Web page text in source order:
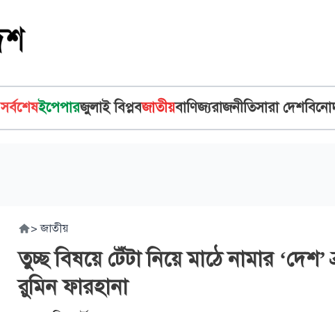
সর্বশেষইপেপারজুলাই বিপ্লবজাতীয়বাণিজ্যরাজনীতিসারা দেশ
> জাতীয়
তুচ্ছ বিষয়ে টেঁটা নিয়ে মাঠে নামার ‘দেশ’
রুমিন ফারহানা